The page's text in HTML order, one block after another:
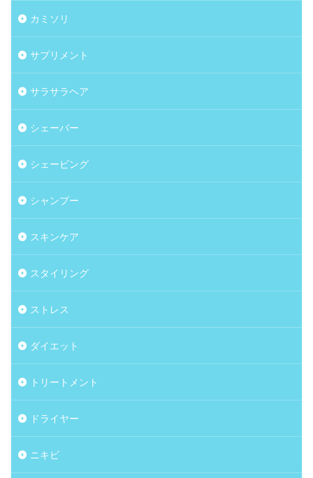
カミソリ
サプリメント
サラサラヘア
シェーバー
シェービング
シャンプー
スキンケア
スタイリング
ストレス
ダイエット
トリートメント
ドライヤー
ニキビ